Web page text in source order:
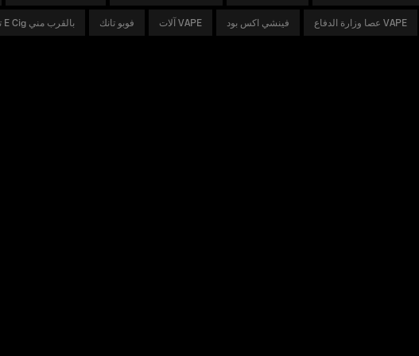
تجار التجزئة E Cig بالقرب مني فوبو تانك آلات VAPE فينشي اكس بود عصا وزارة الدفاع VAPE